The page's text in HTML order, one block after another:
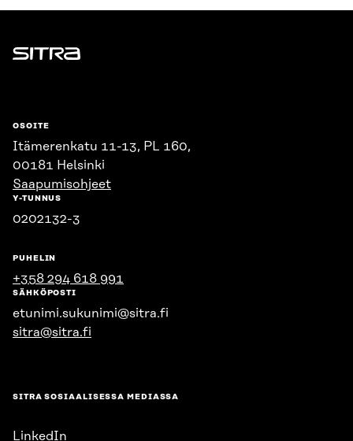
Sitra
OSOITE
Itämerenkatu 11-13, PL 160,
00181 Helsinki
Saapumisohjeet
Y-TUNNUS
0202132-3
PUHELIN
+358 294 618 991
SÄHKÖPOSTI
etunimi.sukunimi@sitra.fi
sitra@sitra.fi
SITRA SOSIAALISESSA MEDIASSA
LinkedIn